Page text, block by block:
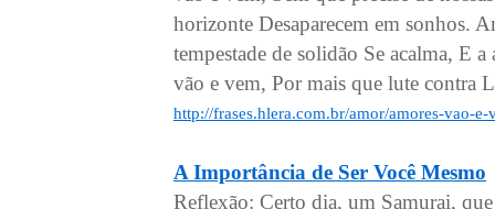
horizonte Desaparecem em sonhos.
tempestade de solidão Se acalma, E
vão e vem, Por mais que lute contra
http://frases.hlera.com.br/amor/amores-vao-e-
A Importância de Ser Você Mesmo
Reflexão: Certo dia, um Samurai,